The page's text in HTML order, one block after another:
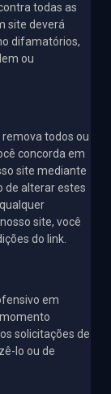
todas as
site deverá
difamatórios,
ou
todos ou
concorda em
site mediante
de alterar estes
site, você
do link.
em
solicitações de
lo ou de